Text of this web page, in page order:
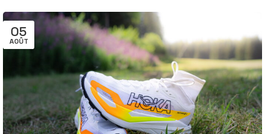
05
AOÛT